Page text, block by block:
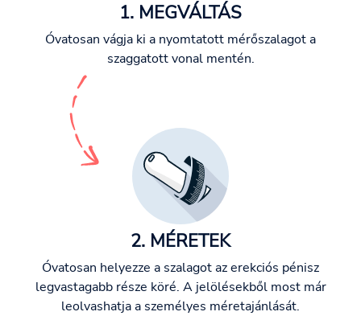
1. MEGVÁLTÁS
Óvatosan vágja ki a nyomtatott mérőszalagot a
szaggatott vonal mentén.
2. MÉRETEK
Óvatosan helyezze a szalagot az erekciós pénisz
legvastagabb része köré. A jelölésekből most már
leolvashatja a személyes méretajánlását.